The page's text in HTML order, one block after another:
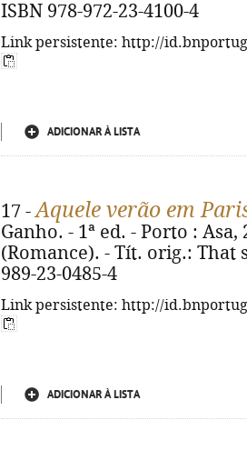
ISBN 978-972-23-4100-4
Link persistente: http://
ADICIONAR À LISTA
17 -Aquele verão em
Ganho. - 1ª ed. - Porto : Asa,
(Romance). - Tít. orig.: That
989-23-0485-4
Link persistente: http://
ADICIONAR À LISTA